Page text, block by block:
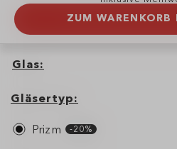
ZUM WARENKORB
Glas
Gläsertyp
Prizm -20%